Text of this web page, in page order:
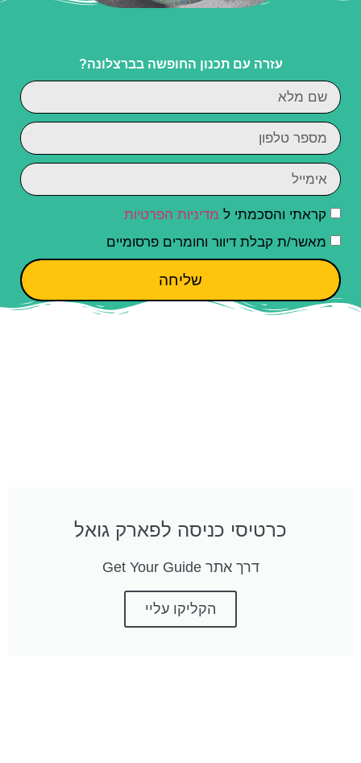
עזרה עם תכנון החופשה בברצלונה?
קראתי והסכמתי ל מדיניות הפרטיות
מאשר/ת קבלת דיוור וחומרים פרסומיים
שליחה
כרטיסי כניסה לפארק גואל
דרך אתר Get Your Guide
הקליקו עליי